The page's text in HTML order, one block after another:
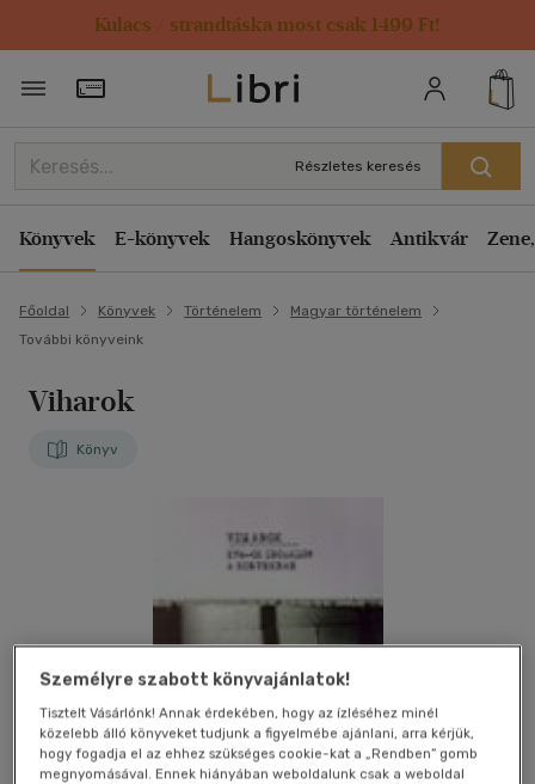
Kulacs / strandtáska most csak 1499 Ft!
Törzsvásárlói Kártya adatai
Részletes keresés
Könyvek E-könyvek Hangoskönyvek Antikvár
Főoldal Könyvek Történelem
Magyar történelem
További könyveink
Viharok
Könyv
Személyre szabott könyvajánlatok!
Tisztelt Vásárlónk! Annak érdekében, hogy az ízléséhez minél
közelebb álló könyveket tudjunk a figyelmébe ajánlani, arra kérjük,
hogy fogadja el az ehhez szükséges cookie-kat a „Rendben” gomb
megnyomásával. Ennek hiányában weboldalunk csak a weboldal